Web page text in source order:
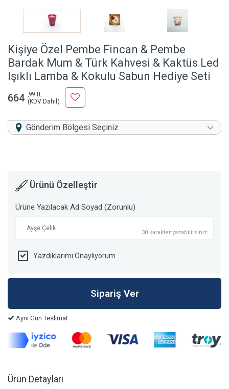
Kişiye Özel Pembe Fincan & Pembe
Bardak Mum & Türk Kahvesi & Kaktüs Led
Işıklı Lamba & Kokulu Sabun Hediye Seti
664 ,99 TL
(KDV Dahil)
Gönderim Bölgesi Seçiniz
Ürünü Özelleştir
Ürüne Yazılacak Ad Soyad (Zorunlu)
30 karakter yazabilirsiniz.
Yazdıklarımı Onaylıyorum
Aynı Gün Teslimat
Ürün Detayları